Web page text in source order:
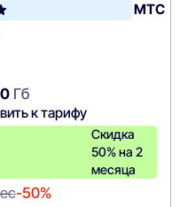
МТС
Гб
к тарифу
Скидка
50% на 2
месяца
-50%